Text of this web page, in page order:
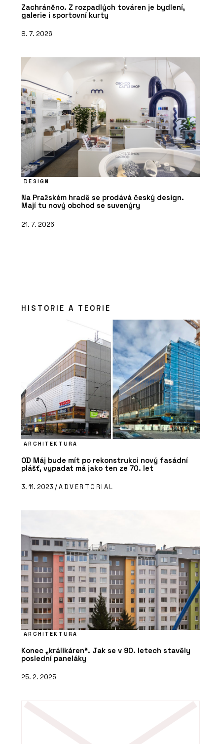
Zachráněno. Z rozpadlých továren je bydlení,
galerie i sportovní kurty
8. 7. 2026
DESIGN
Na Pražském hradě se prodává český design.
Mají tu nový obchod se suvenýry
21. 7. 2026
HISTORIE A TEORIE
ARCHITEKTURA
OD Máj bude mít po rekonstrukci nový fasádní
plášť, vypadat má jako ten ze 70. let
3. 11. 2023 /ADVERTORIAL
ARCHITEKTURA
Konec „králikáren“. Jak se v 90. letech stavěly
poslední paneláky
25. 2. 2025